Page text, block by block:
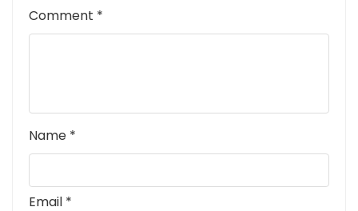
Comment *
Name *
Email *